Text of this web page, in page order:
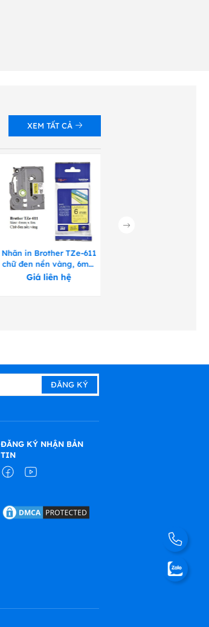
XEM TẤT CẢ
Nhãn in Brother TZe-611
chữ đen nền vàng, 6mm
x 8m
Giá liên hệ
ĐĂNG KÝ NHẬN BẢN
TIN